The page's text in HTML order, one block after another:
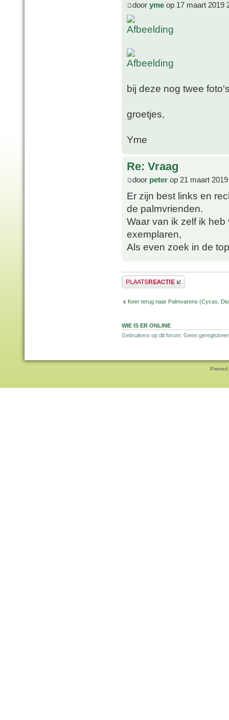
door yme op 17 maart 2019
bij deze nog twee
groetjes,
Yme
Re: Vraag
door peter op 21 maart
Er zijn best links en
de palmvrienden.
Waar van ik zelf ik
exemplaren,
Als even zoek in de
Plaats een reactie
Keer terug naar Palmvarens (Cycas,
WIE IS ER ONLINE
Gebruikers op dit forum: Geen